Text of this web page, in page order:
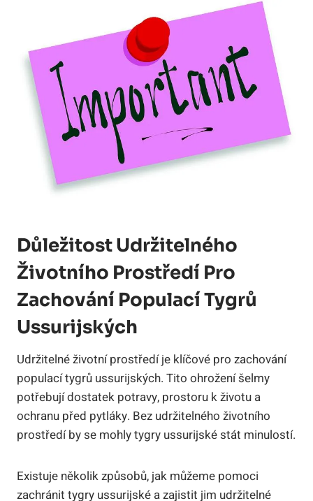
Důležitost Udržitelného
Životního Prostředí Pro
Zachování Populací Tygrů
Ussurijských
Udržitelné životní prostředí je klíčové pro zachování
populací tygrů ussurijských. Tito ohrožení šelmy
potřebují dostatek potravy, prostoru k životu a
ochranu před pytláky. Bez udržitelného životního
prostředí by se mohly tygry ussurijské stát minulostí.
Existuje několik způsobů, jak můžeme pomoci
zachránit tygry ussurijské a zajistit jim udržitelné